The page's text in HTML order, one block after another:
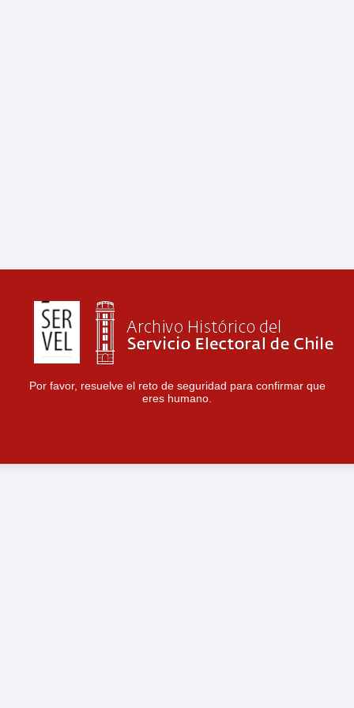
Por favor, resuelve el reto de seguridad para confirmar que
eres humano.